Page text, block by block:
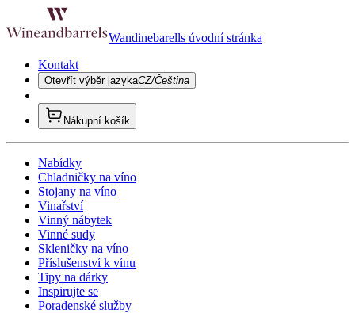
Wandinebarells úvodní stránka
Kontakt
Otevřít výběr jazykaCZ/Čeština
Nákupní košík
Nabídky
Chladničky na víno
Stojany na víno
Vinařství
Vinný nábytek
Vinné sudy
Skleničky na víno
Příslušenství k vínu
Tipy na dárky
Inspirujte se
Poradenské služby